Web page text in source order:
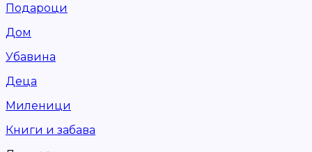
Подароци
Дом
Убавина
Деца
Миленици
Книги и забава